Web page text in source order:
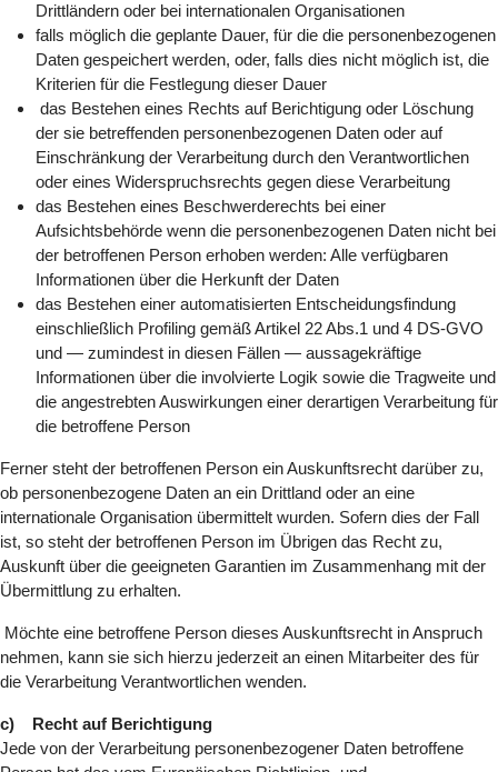
Drittländern oder bei internationalen Organisationen
falls möglich die geplante Dauer, für die die personenbezogenen
Daten gespeichert werden, oder, falls dies nicht möglich ist, die
Kriterien für die Festlegung dieser Dauer
das Bestehen eines Rechts auf Berichtigung oder Löschung
der sie betreffenden personenbezogenen Daten oder auf
Einschränkung der Verarbeitung durch den Verantwortlichen
oder eines Widerspruchsrechts gegen diese Verarbeitung
das Bestehen eines Beschwerderechts bei einer
Aufsichtsbehörde wenn die personenbezogenen Daten nicht bei
der betroffenen Person erhoben werden: Alle verfügbaren
Informationen über die Herkunft der Daten
das Bestehen einer automatisierten Entscheidungsfindung
einschließlich Profiling gemäß Artikel 22 Abs.1 und 4 DS-GVO
und — zumindest in diesen Fällen — aussagekräftige
Informationen über die involvierte Logik sowie die Tragweite und
die angestrebten Auswirkungen einer derartigen Verarbeitung für
die betroffene Person
Ferner steht der betroffenen Person ein Auskunftsrecht darüber zu,
ob personenbezogene Daten an ein Drittland oder an eine
internationale Organisation übermittelt wurden. Sofern dies der Fall
ist, so steht der betroffenen Person im Übrigen das Recht zu,
Auskunft über die geeigneten Garantien im Zusammenhang mit der
Übermittlung zu erhalten.
Möchte eine betroffene Person dieses Auskunftsrecht in Anspruch
nehmen, kann sie sich hierzu jederzeit an einen Mitarbeiter des für
die Verarbeitung Verantwortlichen wenden.
c) Recht auf Berichtigung
Jede von der Verarbeitung personenbezogener Daten betroffene